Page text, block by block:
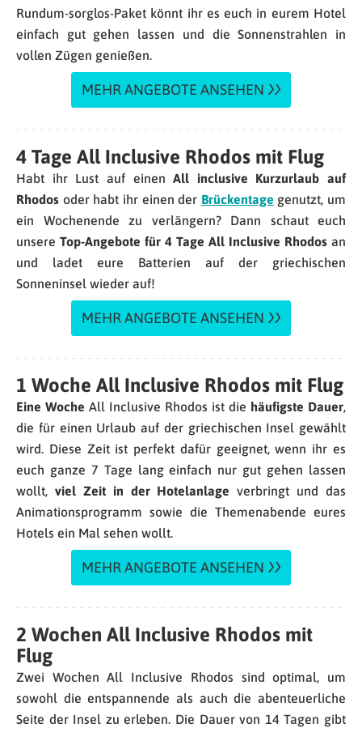
Rundum-sorglos-Paket könnt ihr es euch in eurem Hotel
einfach gut gehen lassen und die Sonnenstrahlen in
vollen Zügen genießen.
MEHR ANGEBOTE ANSEHEN
4 Tage All Inclusive Rhodos mit Flug
Habt ihr Lust auf einenAll inclusive
Kurzurlaub auf
Rhodos oder habt ihr einen der Brückentage genutzt, um
ein Wochenende zu verlängern? Dann schaut euch
unsere Top-Angebote für 4 Tage All Inclusive Rhodos an
und ladet eure Batterien auf der griechischen
Sonneninsel wieder auf!
MEHR ANGEBOTE ANSEHEN
1 Woche All Inclusive Rhodos mit Flug
Eine Woche All Inclusive Rhodos ist die häufigste Dauer,
die für einen Urlaub auf der griechischen Insel gewählt
wird. Diese Zeit ist perfekt dafür geeignet, wenn ihr es
euch ganze 7 Tage lang einfach nur gut gehen lassen
wollt, viel Zeit in der Hotelanlage verbringt und das
Animationsprogramm sowie die Themenabende eures
Hotels ein Mal sehen wollt.
MEHR ANGEBOTE ANSEHEN
2 Wochen All Inclusive Rhodos mit
Flug
Zwei Wochen All Inclusive Rhodos sind optimal, um
sowohl die entspannende als auch die abenteuerliche
Seite der Insel zu erleben. Die Dauer von 14 Tagen gibt